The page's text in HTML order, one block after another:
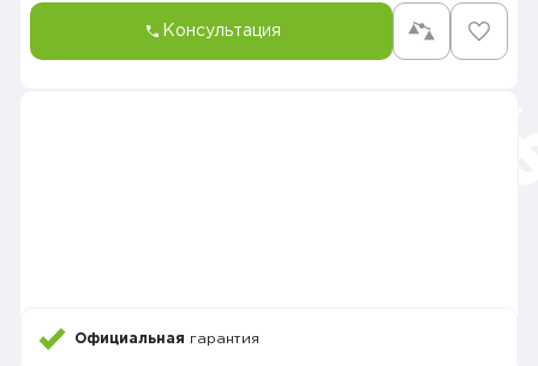
Консультация
Официальная гарантия